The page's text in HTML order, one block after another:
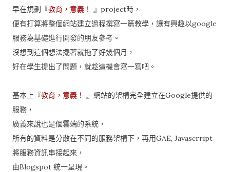
早在規劃『教育，意義！ 』project時，
便有打算將整個網站建立過程撰寫一篇教學，讓有興趣以google
服務為基礎進行開發的朋友參考。
沒想到這個想法擺著就拖了好幾個月，
好在學生提出了問題，就趁這機會寫一寫吧。
基本上『教育，意義！ 』網站的架構完全建立在Google提供的
服務，
廣義來說也是個雲端的系統，
所有的資料是分散在不同的服務架構下，再用GAE, Javascrript
將服務資訊串接起來，
由Blogspot 統一呈現。